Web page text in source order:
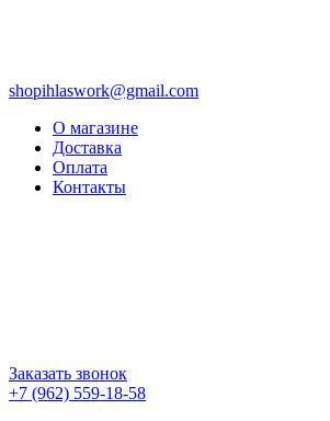
shopihlaswork@gmail.com
О магазине
Доставка
Оплата
Контакты
Заказать звонок
+7 (962) 559-18-58